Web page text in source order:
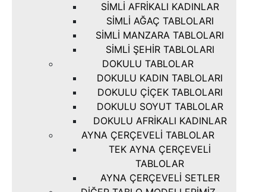
SIMLI AFRIKALI KADINLAR
SIMLI AĞAÇ TABLOLARI
SIMLI MANZARA TABLOLARI
SIMLI ŞEHIR TABLOLARI
DOKULU TABLOLAR
DOKULU KADIN TABLOLARI
DOKULU ÇIÇEK TABLOLARI
DOKULU SOYUT TABLOLAR
DOKULU AFRIKALI KADINLAR
AYNA ÇERÇEVELI TABLOLAR
TEK AYNA ÇERÇEVELI
TABLOLAR
AYNA ÇERÇEVELI SETLER